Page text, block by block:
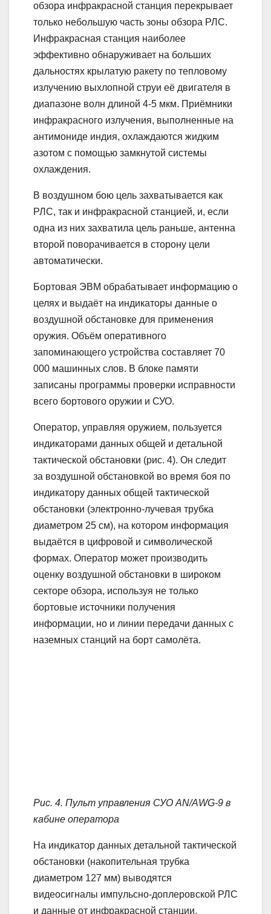
обзора инфракрасной станция перекрывает
только небольшую часть зоны обзора РЛС.
Инфракрасная станция наиболее
эффективно обнаруживает на больших
дальностях крылатую ракету по тепловому
излучению выхлопной струи её двигателя в
диапазоне волн длиной 4-5 мкм. Приёмники
инфракрасного излучения, выполненные на
антимониде индия, охлаждаются жидким
азотом с помощью замкнутой системы
охлаждения.
В воздушном бою цель захватывается как
РЛС, так и инфракрасной станцией, и, если
одна из них захватила цель раньше, антенна
второй поворачивается в сторону цели
автоматически.
Бортовая ЭВМ обрабатывает информацию о
целях и выдаёт на индикаторы данные о
воздушной обстановке для применения
оружия. Объём оперативного
запоминающего устройства составляет 70
000 машинных слов. В блоке памяти
записаны программы проверки исправности
всего бортового оружии и СУО.
Оператор, управляя оружием, пользуется
индикаторами данных общей и детальной
тактической обстановки (рис. 4). Он следит
за воздушной обстановкой во время боя по
индикатору данных общей тактической
обстановки (электронно-лучевая трубка
диаметром 25 см), на котором информация
выдаётся в цифровой и символической
формах. Оператор может производить
оценку воздушной обстановки в широком
секторе обзора, используя не только
бортовые источники получения
информации, но и линии передачи данных с
наземных станций на борт самолёта.
Рис. 4. Пульт управления СУО AN/AWG-9 в
кабине оператора
На индикатор данных детальной тактической
обстановки (накопительная трубка
диаметром 127 мм) выводятся
видеосигналы импульсно-доплеровской РЛС
и данные от инфракрасной станции.